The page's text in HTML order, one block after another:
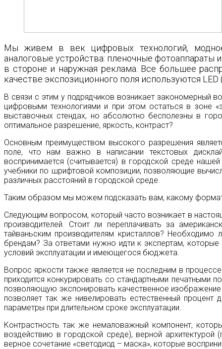
Мы живем в век цифровых технологий,
аналоговые устройства: пленочные фотоаппараты
в стороне и наружная реклама. Все большее
качестве экспозиционного поля используются
В связи с этим у подрядчиков возникает закономерный
цифровыми технологиями и при этом остаться в зоне
выставочных стендах, но абсолютно бесполезны в
оптимальное разрешение, яркость, контраст?
Основным преимуществом высокого разрешения
поле, что нам важно в написании текстовых
воспринимается (считывается) в городской среде
учебники по шрифтовой композиции, позволяющие
различных расстояний в городской среде.
Таким образом мы можем подсказать вам, какому
Следующим вопросом, который часто возникает в
производителей. Стоит ли переплачивать за
тайваньским производителям кристаллов?
брендам? За ответами нужно идти к экспертам,
условий эксплуатации и имеющегося бюджета.
Вопрос яркости также является не последним в
приходится конкурировать со стандартными печатными
позволяющую экспонировать качественное
позволяет так же нивелировать естественный процент
параметры при длительном сроке эксплуатации.
Контрастность так же немаловажный компонент,
воздействию в городской среде), верной
верное сочетание «светодиод – маска», которые